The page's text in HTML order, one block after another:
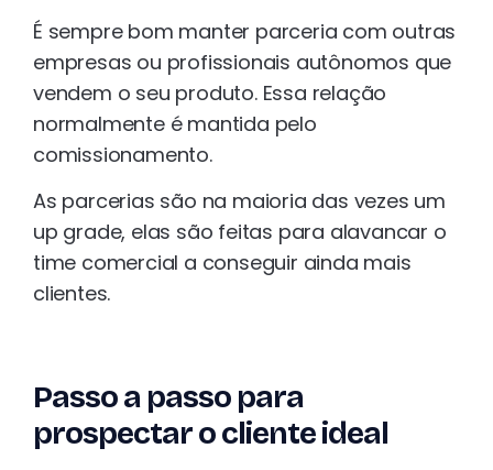
É sempre bom manter parceria com outras
empresas ou profissionais autônomos que
vendem o seu produto. Essa relação
normalmente é mantida pelo
comissionamento.
As parcerias são na maioria das vezes um
up grade, elas são feitas para alavancar o
time comercial a conseguir ainda mais
clientes.
Passo a passo para
prospectar o cliente ideal